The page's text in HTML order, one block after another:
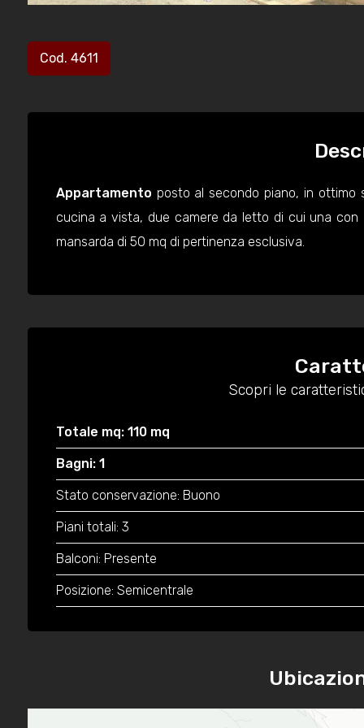
Cod. 4611
Appartamento posto al secondo piano, in ottimo
cucina a vista, due camere da letto di cui una con
mansarda di 50 mq di pertinenza esclusiva.
Scopri le
Totale mq: 110 mq
Bagni: 1
Stato conservazione: Buono
Piani totali: 3
Balconi: Presente
Posizione: Semicentrale